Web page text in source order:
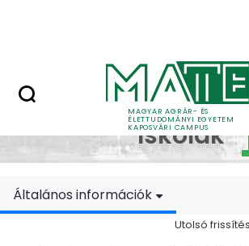
MAGYAR AGRÁR- ÉS
ÉLETTUDOMÁNYI EGYETEM
KAPOSVÁRI CAMPUS
Doktori Doktori
Iskolák
Általános információk
Utolsó